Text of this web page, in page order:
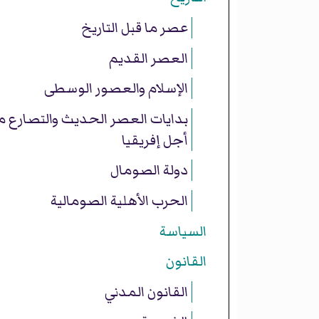
عصر ما قبل التاريخ
العصر القديم
الإسلام والعصور الوسطى
بدايات العصر الحديث والتصارع
أجل إفريقيا
دولة الصومال
الحرب الأهلية الصومالية
السياسة
القانون
القانون المدني